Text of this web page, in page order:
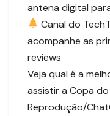
antena digital
Canal do
acompanhe as
reviews
Veja qual é a
assistir a Copa
Reprodução/